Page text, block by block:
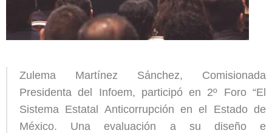
Zulema Martínez Sánchez, Comisionada
Presidenta del Infoem, participó en 2º Foro “El
Sistema Estatal Anticorrupción en el Estado de
México. Una evaluación a su diseño e